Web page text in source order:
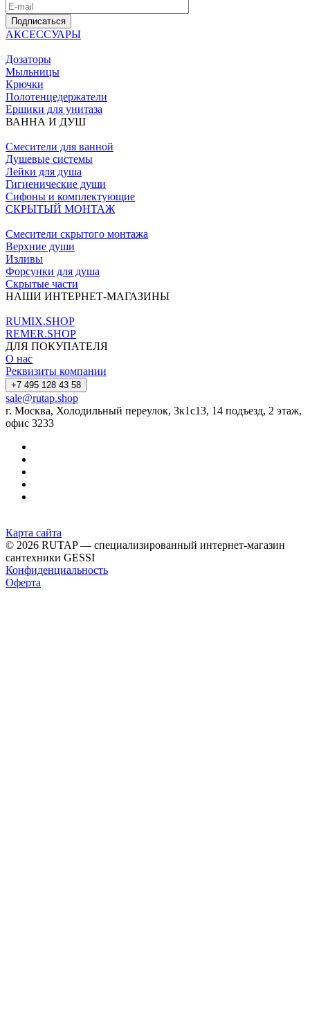
Подписаться
АКСЕССУАРЫ
Дозаторы
Мыльницы
Крючки
Полотенцедержатели
Ершики для унитаза
ВАННА И ДУШ
Смесители для ванной
Душевые системы
Лейки для душа
Гигиенические души
Сифоны и комплектующие
СКРЫТЫЙ МОНТАЖ
Смесители скрытого монтажа
Верхние души
Изливы
Форсунки для душа
Скрытые части
НАШИ ИНТЕРНЕТ-МАГАЗИНЫ
RUMIX.SHOP
REMER.SHOP
ДЛЯ ПОКУПАТЕЛЯ
О нас
Реквизиты компании
+7 495 128 43 58
sale@rutap.shop
г. Москва, Холодильный переулок, 3к1с13, 14 подъезд, 2 этаж,
офис 3233
Карта сайта
© 2026 RUTAP — специализированный интернет-магазин
сантехники GESSI
Конфиденциальность
Оферта